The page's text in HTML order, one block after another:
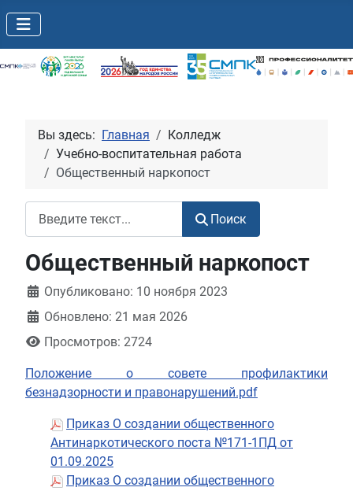
Вы здесь: Главная
Колледж
Учебно-воспитательная работа
Общественный наркопост
Поиск
Общественный наркопост
Информация о материале
Опубликовано: 10 ноября 2023
Обновлено: 21 мая 2026
Просмотров: 2724
Положение о совете профилактики
безнадзорности и правонарушений.pdf
Приказ О создании общественного
Антинаркотического поста №171-1ПД от
01.09.2025
Приказ О создании общественного